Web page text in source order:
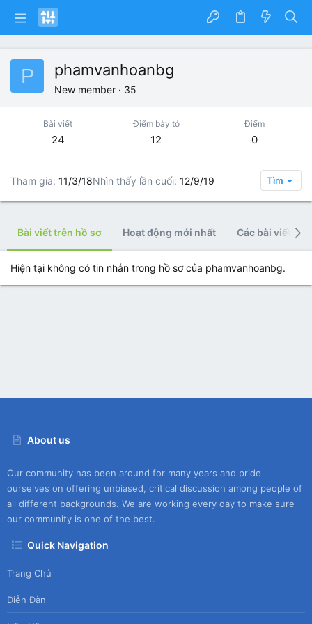
P phamvanhoanbg
New member · 35
Bài viết
24
Điểm bày tỏ
12
Điểm
0
Tham gia 11/3/18Nhìn thấy lần cuối 12/9/19 Tìm
Bài viết trên hồ sơ Hoạt động mới nhất Các bài viết
Hiện tại không có tin nhắn trong hồ sơ của phamvanhoanbg.
About us
Our community has been around for many years and pride
ourselves on offering unbiased, critical discussion among people of
all different backgrounds. We are working every day to make sure
our community is one of the best.
Quick Navigation
Trang Chủ
Diễn Đàn